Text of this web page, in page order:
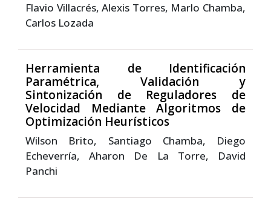
Flavio Villacrés, Alexis Torres, Marlo Chamba,
Carlos Lozada
Herramienta de Identificación
Paramétrica, Validación y
Sintonización de Reguladores de
Velocidad Mediante Algoritmos de
Optimización Heurísticos
Wilson Brito, Santiago Chamba, Diego
Echeverría, Aharon De La Torre, David
Panchi